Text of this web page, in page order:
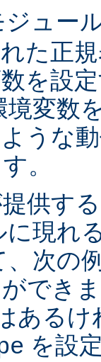
ジュー
た正
を設
境変数
うな
。
供す
現れ
次の
でき
ある
を設